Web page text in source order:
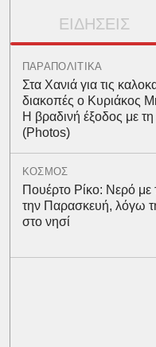
ΕΙΔΗΣΕΙΣ
ΠΑΡΑΠΟΛΙΤΙΚΑ
Στα Χανιά για τις
διακοπές ο Κυριάκος
Η βραδινή έξοδος με
(Photos)
ΚΟΣΜΟΣ
Πουέρτο Ρίκο: Νερό με
την Παρασκευή, λόγω
στο νησί